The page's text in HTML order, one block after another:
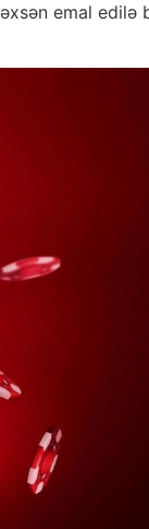
emal edilə